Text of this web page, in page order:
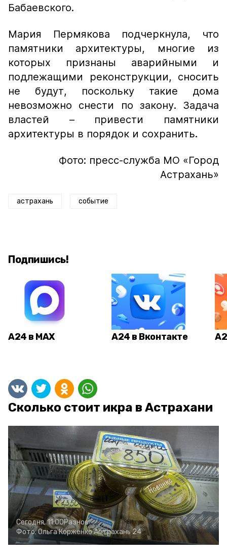
Бабаевского.
Мария Пермякова подчеркнула, что
памятники архитектуры, многие из
которых признаны аварийными и
подлежащими реконструкции, сносить
не будут, поскольку такие дома
невозможно снести по закону. Задача
властей – привести памятники
архитектуры в порядок и сохранить.
Фото: пресс-служба МО «Город
Астрахань»
астрахань событие
Подпишись!
А24 в MAX А24 в Вконтакте
Сколько стоит икра в Астрахани
Сегодня, 11:00Разное
Фото:Ольга КорженкоАстрахань 24